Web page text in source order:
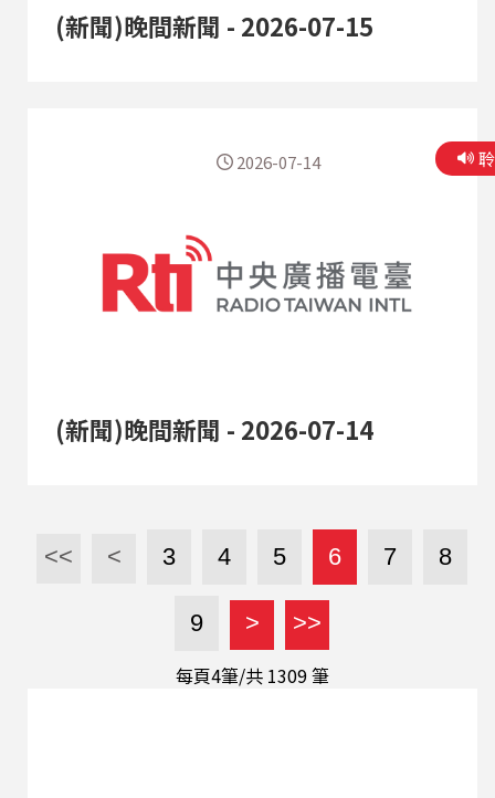
(新聞)晚間新聞 - 2026-07-15
(新聞)晚間新聞 - 2026-07-14
2026-07-14
<< < 3 4 5 6 7 8
9 > >>
每頁4筆/共 1309筆